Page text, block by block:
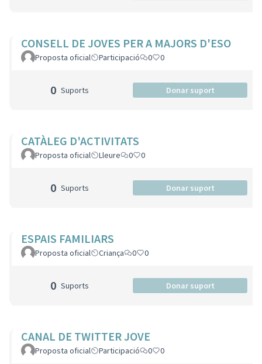
CONSELL DE JOVES PER A MAJORS D'ESO
Proposta oficial Participació 0 0
0 Suports Donar suport
CATÀLEG D'ACTIVITATS
Proposta oficial Lleure 0 0
0 Suports Donar suport
ESPAIS FAMILIARS
Proposta oficial Criança 0 0
0 Suports Donar suport
CANAL DE TWITTER JOVE
Proposta oficial Participació 0 0